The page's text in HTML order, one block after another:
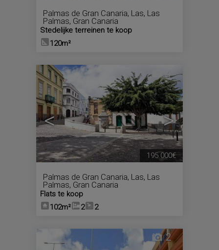
Palmas de Gran Canaria, Las, Las
Palmas, Gran Canaria
Stedelijke terreinen te koop
120m²
< >
4
Palmas de Gran Canaria, Las, Las
Palmas, Gran Canaria
Flats te koop
102m²
2 2
195.000€
2